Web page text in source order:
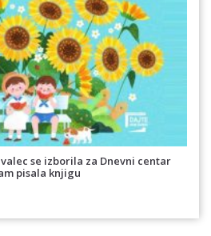
se izborila za Dnevni centar
pisala knjigu